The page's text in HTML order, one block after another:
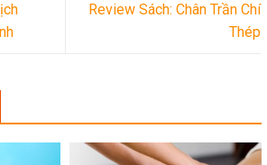
Review Sách: Chân Trần Chí
Thép